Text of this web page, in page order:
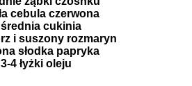
cebula czerwona
średnia cukinia
i suszony rozmaryn
słodka papryka
3-4 łyżki oleju